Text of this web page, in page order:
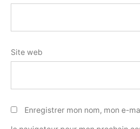
Site web
Enregistrer mon nom, mon e-